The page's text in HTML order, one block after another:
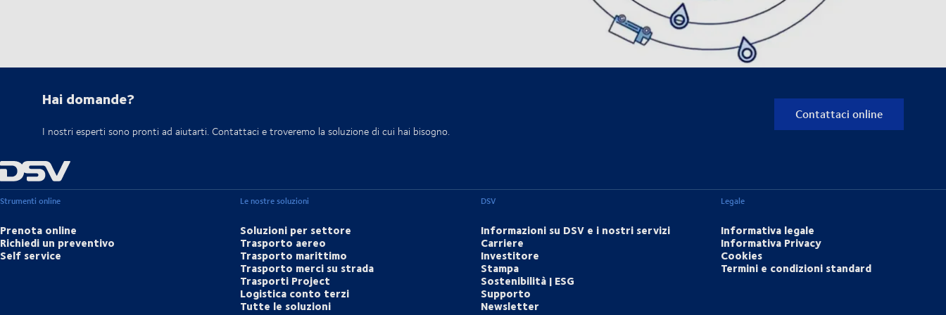
Hai domande?
I nostri esperti sono pronti ad aiutarti. Contattaci e troveremo la soluzione di cui hai bisogno.
Contattaci online
Strumenti online
Prenota online
Richiedi un preventivo
Self service
Le nostre soluzioni
Soluzioni per settore
Trasporto aereo
Trasporto marittimo
Trasporto merci su strada
Trasporti Project
Logistica conto terzi
Tutte le soluzioni
DSV
Informazioni su DSV e i nostri servizi
Carriere
Investitore
Stampa
Sostenibilità | ESG
Supporto
Newsletter
Legale
Informativa legale
Informativa Privacy
Cookies
Termini e condizioni standard